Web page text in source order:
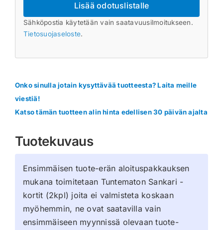
Lisää odotuslistalle
Sähköpostia käytetään vain saatavuusilmoitukseen.
Tietosuojaseloste.
Onko sinulla jotain kysyttävää tuotteesta? Laita meille
viestiä!
Katso tämän tuotteen alin hinta edellisen 30 päivän ajalta
Tuotekuvaus
Ensimmäisen tuote-erän aloituspakkauksen
mukana toimitetaan Tuntematon Sankari -
kortit (2kpl) joita ei valmisteta koskaan
myöhemmin, ne ovat saatavilla vain
ensimmäiseen myynnissä olevaan tuote-